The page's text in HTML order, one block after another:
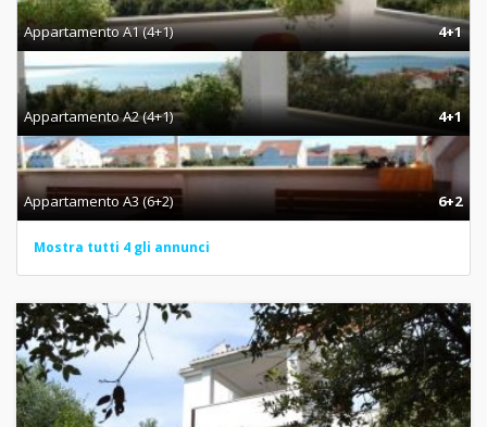
Appartamento A1 (4+1) 4+1
Appartamento A2 (4+1) 4+1
Appartamento A3 (6+2) 6+2
Mostra tutti 4 gli annunci